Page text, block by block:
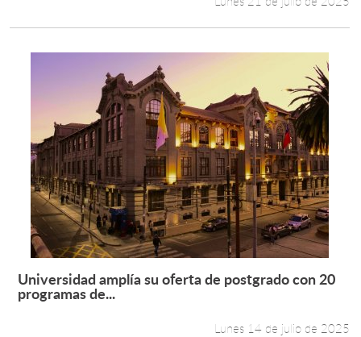
Leer más +
Universidad amplía su oferta de postgrado con 20
programas de...
Lunes 14 de julio de 2025